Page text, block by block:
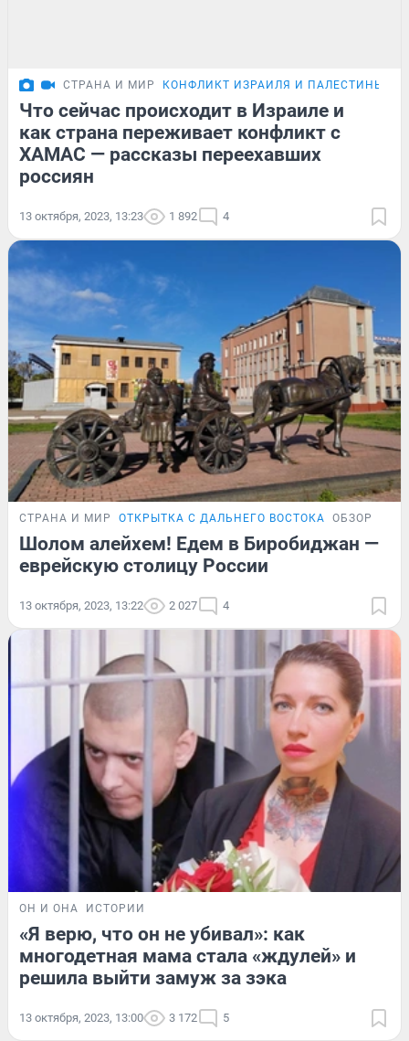
СТРАНА И МИР КОНФЛИКТ ИЗРАИЛЯ И ПАЛЕСТИНЫ
Что сейчас происходит в Израиле и
как страна переживает конфликт с
ХАМАС — рассказы переехавших
россиян
13 октября, 2023, 13:23 1 892 4
СТРАНА И МИР ОТКРЫТКА С ДАЛЬНЕГО ВОСТОКА ОБЗОР
Шолом алейхем! Едем в Биробиджан —
еврейскую столицу России
13 октября, 2023, 13:22 2 027 4
ОН И ОНА ИСТОРИИ
«Я верю, что он не убивал»: как
многодетная мама стала «ждулей» и
решила выйти замуж за зэка
13 октября, 2023, 13:00 3 172 5